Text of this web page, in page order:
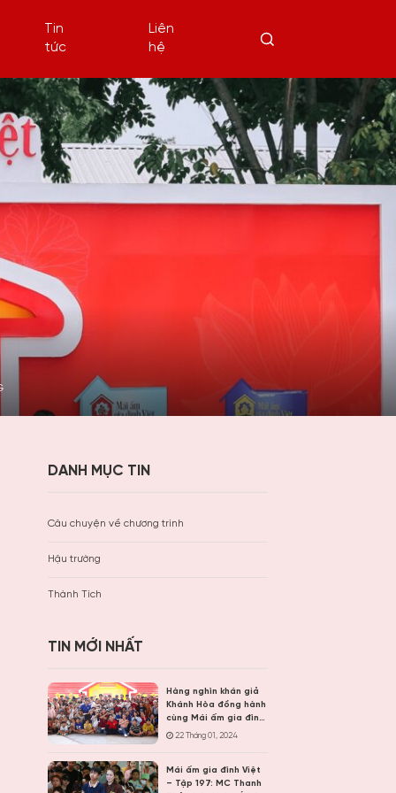
Tin
tức
Liên
hệ
DANH MỤC TIN
Câu chuyện về chương trình
Hậu trường
Thành Tích
TIN MỚI NHẤT
Hàng nghìn khán giả
Khánh Hòa đồng hành
cùng Mái ấm gia đình
Việt, trao hơn 9 tỷ
22 Tháng 01, 2024
Mái ấm gia đình Việt
– Tập 197: MC Thanh